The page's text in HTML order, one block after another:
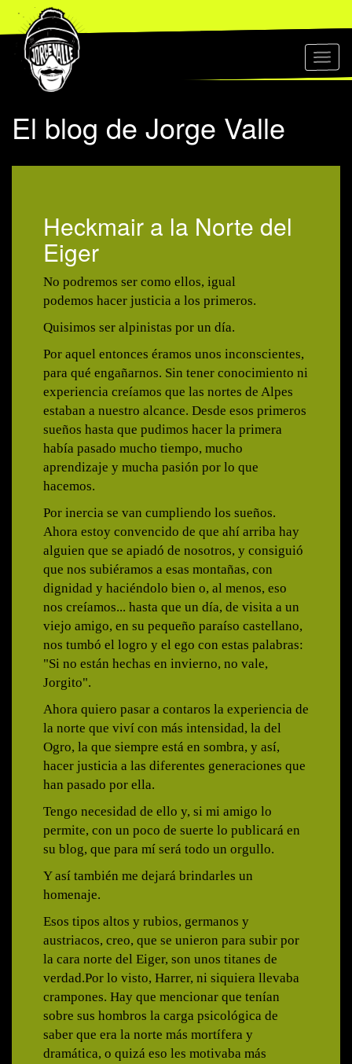
El blog de Jorge Valle
Heckmair a la Norte del
Eiger
No podremos ser como ellos, igual
podemos hacer justicia a los primeros.
Quisimos ser alpinistas por un día.
Por aquel entonces éramos unos inconscientes,
para qué engañarnos. Sin tener conocimiento ni
experiencia creíamos que las nortes de Alpes
estaban a nuestro alcance. Desde esos primeros
sueños hasta que pudimos hacer la primera
había pasado mucho tiempo, mucho
aprendizaje y mucha pasión por lo que
hacemos.
Por inercia se van cumpliendo los sueños.
Ahora estoy convencido de que ahí arriba hay
alguien que se apiadó de nosotros, y consiguió
que nos subiéramos a esas montañas, con
dignidad y haciéndolo bien o, al menos, eso
nos creíamos... hasta que un día, de visita a un
viejo amigo, en su pequeño paraíso castellano,
nos tumbó el logro y el ego con estas palabras:
"Si no están hechas en invierno, no vale,
Jorgito".
Ahora quiero pasar a contaros la experiencia de
la norte que viví con más intensidad, la del
Ogro, la que siempre está en sombra, y así,
hacer justicia a las diferentes generaciones que
han pasado por ella.
Tengo necesidad de ello y, si mi amigo lo
permite, con un poco de suerte lo publicará en
su blog, que para mí será todo un orgullo.
Y así también me dejará brindarles un
homenaje.
Esos tipos altos y rubios, germanos y
austriacos, creo, que se unieron para subir por
la cara norte del Eiger, son unos titanes de
verdad.Por lo visto, Harrer, ni siquiera llevaba
crampones. Hay que mencionar que tenían
sobre sus hombros la carga psicológica de
saber que era la norte más mortífera y
dramática, o quizá eso les motivaba más